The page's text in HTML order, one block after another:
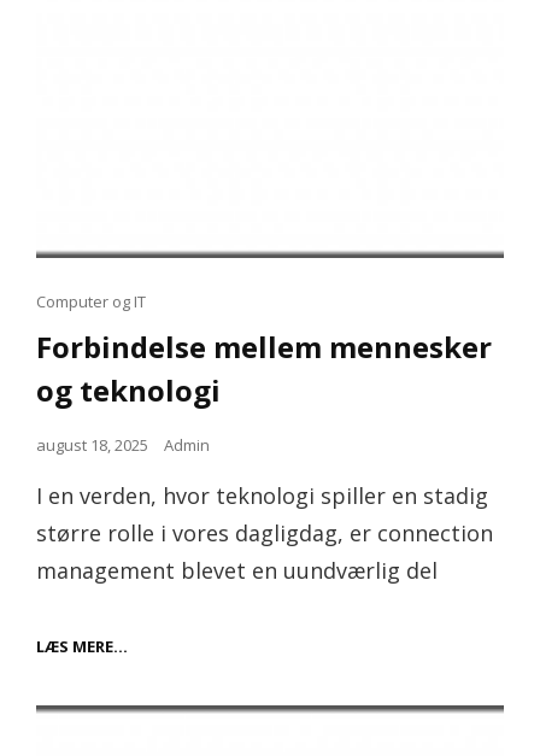
Cat
Computer og IT
Forbindelse mellem mennesker
og teknologi
Posted
august 18, 2025 Admin
I en verden, hvor teknologi spiller en stadig
større rolle i vores dagligdag, er connection
management blevet en uundværlig del
LÆS MERE…
OG